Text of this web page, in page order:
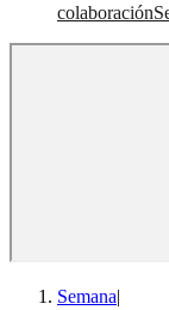
colaboración
Semana|